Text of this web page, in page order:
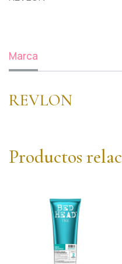
Marca
REVLON
Productos